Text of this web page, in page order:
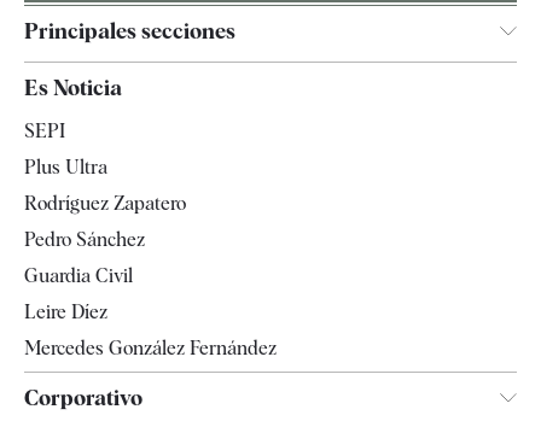
Principales secciones
España
Televisión
Es Noticia
SEPI
Plus Ultra
Rodríguez Zapatero
Pedro Sánchez
Guardia Civil
Leire Díez
Mercedes González Fernández
Corporativo